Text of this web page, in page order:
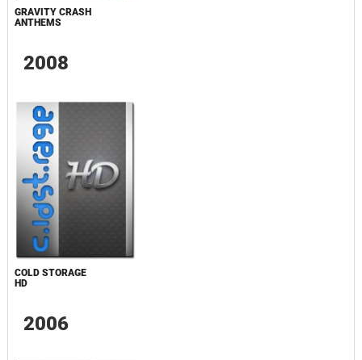
GRAVITY CRASH
ANTHEMS
2008
COLD STORAGE
HD
2006